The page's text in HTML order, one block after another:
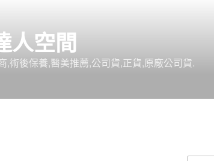
人空間
,術後保養,醫美推薦,公司貨,正貨,原廠公司貨.